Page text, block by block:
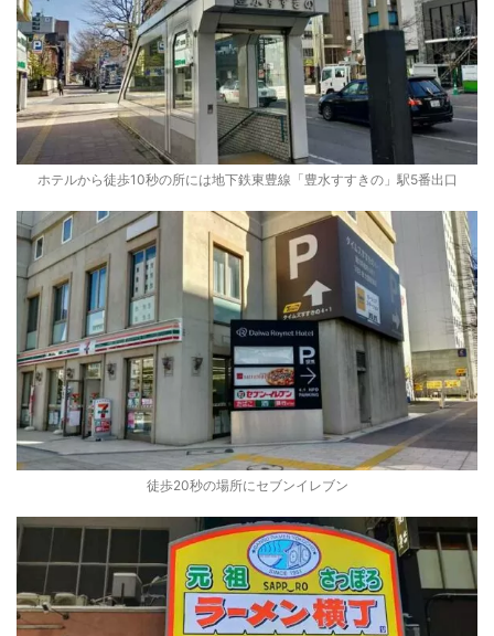
ホテルから徒歩10秒の所には地下鉄東豊線「豊水すすきの」駅5番出口
徒歩20秒の場所にセブンイレブン